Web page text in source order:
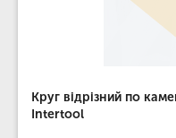
Круг відрізний по
Intertool